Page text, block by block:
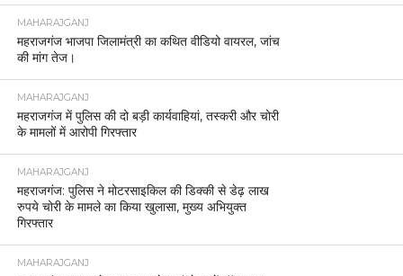
MAHARAJGANJ
महराजगंज भाजपा जिलामंत्री का कथित वीडियो वायरल, जांच
की मांग तेज।
MAHARAJGANJ
महराजगंज में पुलिस की दो बड़ी कार्यवाहियां, तस्करी और चोरी
के मामलों में आरोपी गिरफ्तार
MAHARAJGANJ
महराजगंज: पुलिस ने मोटरसाइकिल की डिक्की से डेढ़ लाख
रुपये चोरी के मामले का किया खुलासा, मुख्य अभियुक्त
गिरफ्तार
MAHARAJGANJ